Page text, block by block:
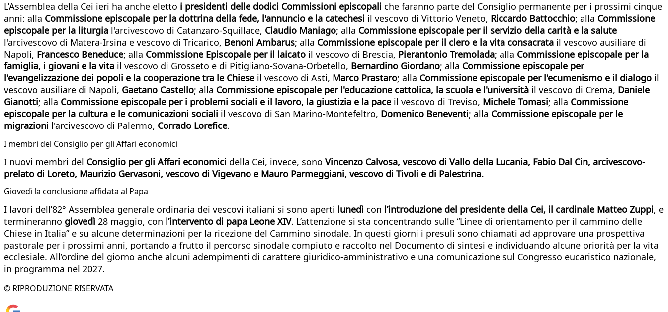
L’Assemblea della Cei ieri ha anche eletto i presidenti delle dodici Commissioni episcopali che faranno parte del Consiglio permanente per i prossimi cinque
anni: alla Commissione episcopale per la dottrina della fede, l'annuncio e la catechesi il vescovo di Vittorio Veneto, Riccardo Battocchio; alla Commissione
episcopale per la liturgia l'arcivescovo di Catanzaro-Squillace, Claudio Maniago; alla Commissione episcopale per il servizio della carità e la salute
l'arcivescovo di Matera-Irsina e vescovo di Tricarico, Benoni Ambarus; alla Commissione episcopale per il clero e la vita consacrata il vescovo ausiliare di
Napoli, Francesco Beneduce; alla Commissione Episcopale per il laicato il vescovo di Brescia, Pierantonio Tremolada; alla Commissione episcopale per la
famiglia, i giovani e la vita il vescovo di Grosseto e di Pitigliano-Sovana-Orbetello, Bernardino Giordano; alla Commissione episcopale per
l'evangelizzazione dei popoli e la cooperazione tra le Chiese il vescovo di Asti, Marco Prastaro; alla Commissione episcopale per l'ecumenismo e il dialogo il
vescovo ausiliare di Napoli, Gaetano Castello; alla Commissione episcopale per l'educazione cattolica, la scuola e l'università il vescovo di Crema, Daniele
Gianotti; alla Commissione episcopale per i problemi sociali e il lavoro, la giustizia e la pace il vescovo di Treviso, Michele Tomasi; alla Commissione
episcopale per la cultura e le comunicazioni sociali il vescovo di San Marino-Montefeltro, Domenico Beneventi; alla Commissione episcopale per le
migrazioni l'arcivescovo di Palermo, Corrado Lorefice.
I membri del Consiglio per gli Affari economici
I nuovi membri del Consiglio per gli Affari economici della Cei, invece, sono Vincenzo Calvosa, vescovo di Vallo della Lucania, Fabio Dal Cin, arcivescovo-
prelato di Loreto, Maurizio Gervasoni, vescovo di Vigevano e Mauro Parmeggiani, vescovo di Tivoli e di Palestrina.
Giovedì la conclusione affidata al Papa
I lavori dell’82° Assemblea generale ordinaria dei vescovi italiani si sono aperti lunedì con l’introduzione del presidente della Cei, il cardinale Matteo Zuppi, e
termineranno giovedì 28 maggio, con l’intervento di papa Leone XIV. L’attenzione si sta concentrando sulle “Linee di orientamento per il cammino delle
Chiese in Italia” e su alcune determinazioni per la ricezione del Cammino sinodale. In questi giorni i presuli sono chiamati ad approvare una prospettiva
pastorale per i prossimi anni, portando a frutto il percorso sinodale compiuto e raccolto nel Documento di sintesi e individuando alcune priorità per la vita
ecclesiale. All’ordine del giorno anche alcuni adempimenti di carattere giuridico-amministrativo e una comunicazione sul Congresso eucaristico nazionale,
in programma nel 2027.
© RIPRODUZIONE RISERVATA